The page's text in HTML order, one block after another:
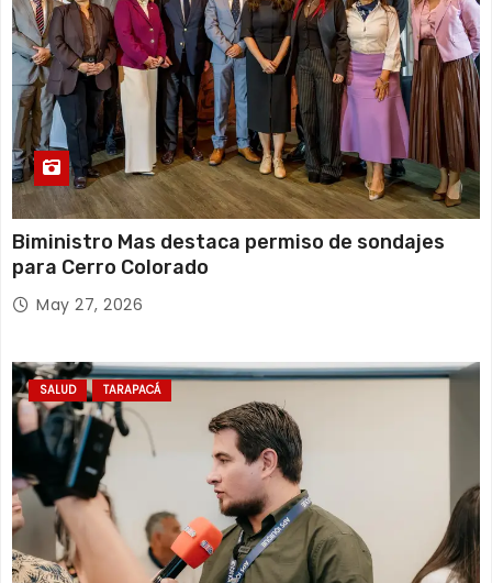
Biministro Mas destaca permiso de sondajes
para Cerro Colorado
May 27, 2026
SALUD TARAPACÁ